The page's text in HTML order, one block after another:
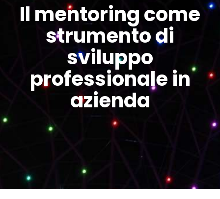
Il mentoring come
strumento di
sviluppo
professionale in
azienda